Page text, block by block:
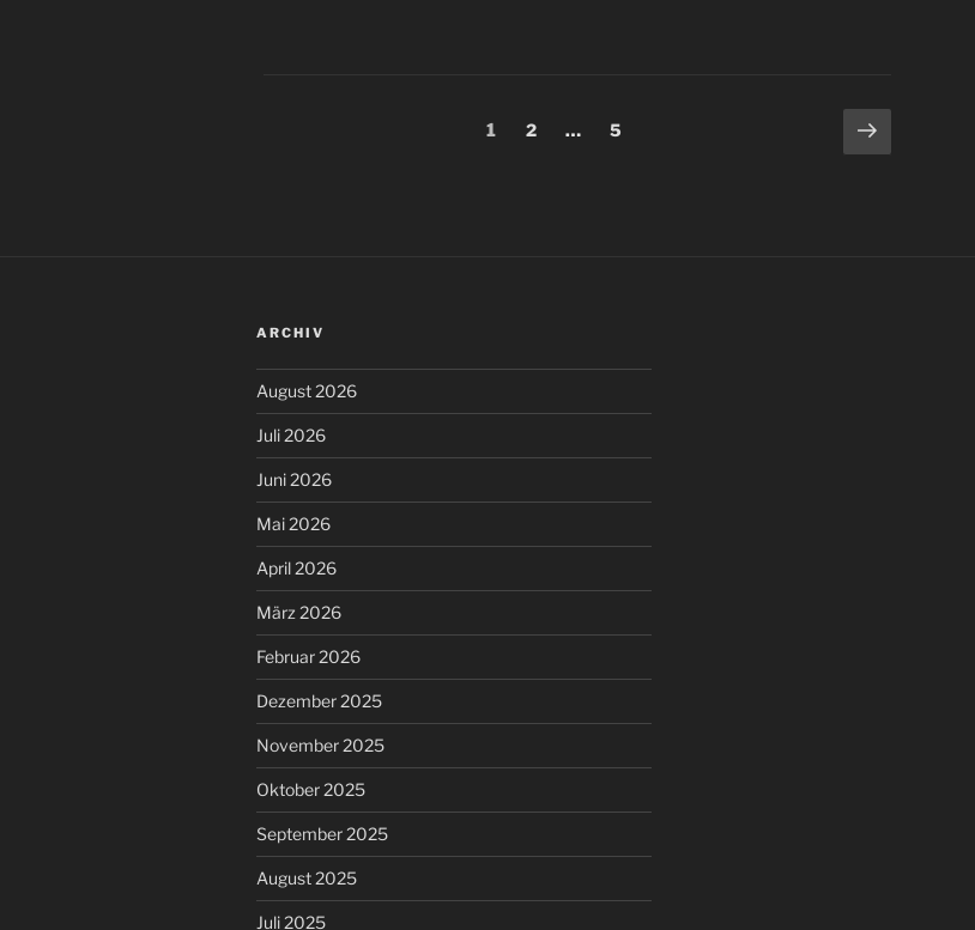
Seitennummerierung
Seite
1 Seite
2 … Seite
5
Nächste
Seite
ARCHIV
August 2026
Juli 2026
Juni 2026
Mai 2026
April 2026
März 2026
Februar 2026
Dezember 2025
November 2025
Oktober 2025
September 2025
August 2025
Juli 2025